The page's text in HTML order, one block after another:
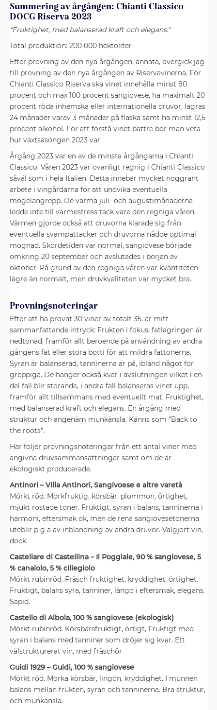
Summering av årgången: Chianti Classico
DOCG Riserva 2023
"Fruktighet, med balanserad kraft och elegans."
Total produktion: 200 000 hektoliter
Efter provning av den nya årgången, annata, övergick jag
till provning av den nya årgången av Riservavinerna. För
Chianti Classico Riserva ska vinet innehålla minst 80
procent och max 100 procent sangiovese, ha maximalt 20
procent röda inhemska eller internationella druvor, lagras
24 månader varav 3 månader på flaska samt ha minst 12,5
procent alkohol. För att förstå vinet bättre bör man veta
hur växtsäsongen 2023 var.
Årgång 2023 var en av de minsta årgångarna i Chianti
Classico. Våren 2023 var ovanligt regnig i Chianti Classico
såväl som i hela Italien. Detta innebar mycket noggrant
arbete i vingårdarna för att undvika eventuella
mögelangrepp. De varma juli- och augustimånaderna
ledde inte till värmestress tack vare den regniga våren.
Värmen gjorde också att druvorna klarade sig från
eventuella svampattacker och druvorna nådde optimal
mognad. Skördetiden var normal, sangiovese började
omkring 20 september och avslutades i början av
oktober. På grund av den regniga våren var kvantiteten
lägre än normalt, men druvkvaliteten var mycket bra.
Provningsnoteringar
Efter att ha provat 30 viner av totalt 35, är mitt
sammanfattande intryck: Frukten i fokus, fatlagringen är
nedtonad, framför allt beroende på användning av andra
gångens fat eller stora botti för att mildra fattonerna.
Syran är balanserad, tanninerna är på, ibland något för
greppiga. De hänger också kvar i avslutningen vilket i en
del fall blir störande, i andra fall balanseras vinet upp,
framför allt tillsammans med eventuellt mat. Fruktighet,
med balanserad kraft och elegans. En årgång med
struktur och angenäm munkänsla. Känns som ”Back to
the roots”.
Här följer provningsnoteringar från ett antal viner med
angivna druvsammansättningar samt om de är
ekologiskt producerade.
Antinori – Villa Antinori, Sangivoese e altre varetà
Mörkt röd. Mörkfruktig, körsbär, plommon, örtighet,
mjukt rostade toner. Fruktigt, syran i balans, tanninerna i
harmoni, eftersmak ok, men de rena sangiovesetonerna
uteblir p g a av inblandning av andra druvor. Välgjort vin,
dock.
Castellare di Castellina – Il Poggiale, 90 % sangiovese, 5
% canaiolo, 5 % ciliegiolo
Mörkt rubinröd. Fräsch fruktighet, kryddighet, örtighet.
Fruktigt, balans syra, tanniner, längd i eftersmak, elegans.
Sapid.
Castello di Albola, 100 % sangiovese (ekologisk)
Mörkt rubinröd. Körsbärsfruktigt, örtigt, Fruktigt med
syran i balans med tanniner som dröjer sig kvar. Ett
välstrukturerat vin, med fräschör
Guidi 1929 – Guidi, 100 % sangiovese
Mörkt röd. Mörka körsbär, lingon, kryddighet. I munnen
balans mellan frukten, syran och tanninerna. Bra struktur,
och munkänsla.